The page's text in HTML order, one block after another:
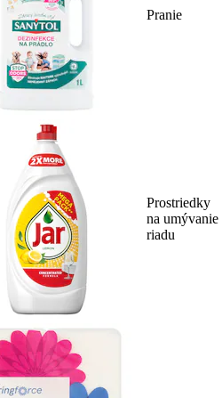
Pranie
Prostriedky
na umývanie
riadu